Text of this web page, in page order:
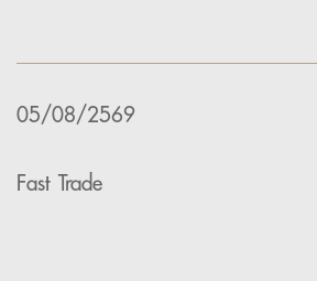
05/08/2569
Fast Trade